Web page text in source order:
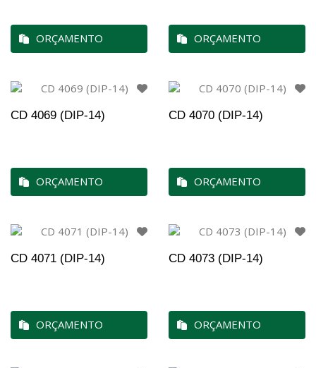
ORÇAMENTO ORÇAMENTO
CD 4069 (DIP-14)
ORÇAMENTO
CD 4070 (DIP-14)
ORÇAMENTO
CD 4071 (DIP-14)
ORÇAMENTO
CD 4073 (DIP-14)
ORÇAMENTO